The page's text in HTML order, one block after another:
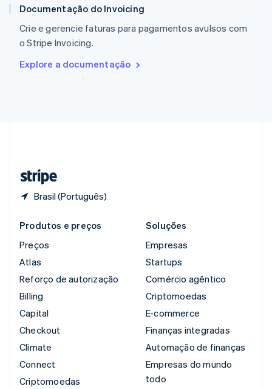
Documentação do Invoicing
Crie e gerencie faturas para pagamentos avulsos com
o Stripe Invoicing.
Explore a documentação
Brasil (Português)
Reino Unido
República Tcheca
English
English
Produtos e preços
Preços
Atlas
Reforço de autorização
Billing
Capital
Checkout
Climate
Connect
Criptomoedas
Soluções
Empresas
Startups
Comércio agêntico
Criptomoedas
E-commerce
Finanças integradas
Automação de finanças
Empresas do mundo
todo